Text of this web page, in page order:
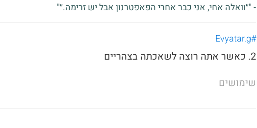
- "״וואלה אחי, אני כבר אחרי הפאפטרנון אבל יש זרימה.״"
#Evyatar.g
2. כאשר אתה רוצה לשאכתה בצהריים
שימושים